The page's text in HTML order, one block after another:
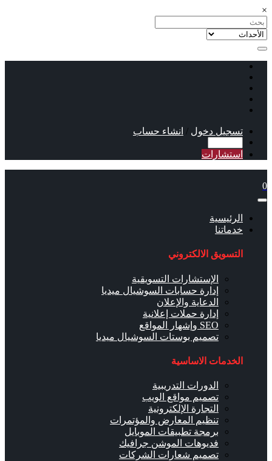
×
تسجيل دخول / انشاء حساب
استشارات
0
الرئيسية
خدماتنا
التسويق الالكتروني
الإستشارات التسويقية
إدارة حسابات السوشيال ميديا
الدعاية والإعلان
إدارة حملات إعلانية
SEO وإشهار المواقع
تصميم بوستات السوشيال ميديا
الخدمات الاساسية
الدورات التدريبية
تصميم مواقع الويب
التجارة الإلكترونية
تنظيم المعارض والمؤتمرات
برمجة تطبيقات الموبايل
فديوهات الموشن جرافيك
تصميم شعارات الشركات